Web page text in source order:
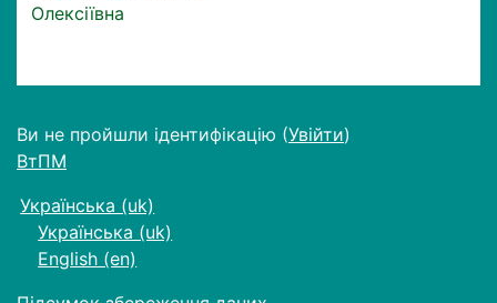
Олексіївна
Ви не пройшли ідентифікацію (Увійти)
ВтПМ
Українська ‎(uk)‎
Українська ‎(uk)‎
English ‎(en)‎